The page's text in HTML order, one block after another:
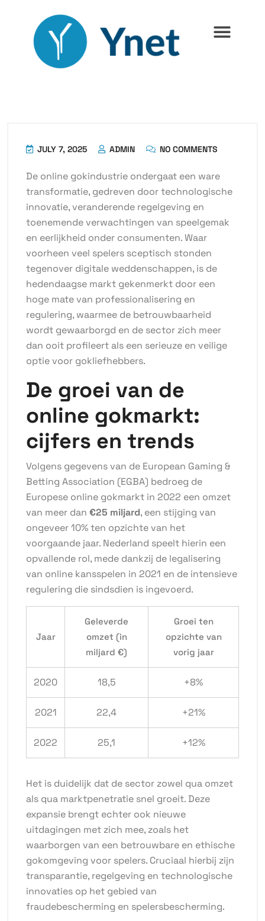
JULY 7, 2025 ADMIN NO COMMENTS
De online gokindustrie ondergaat een ware
transformatie, gedreven door technologische
innovatie, veranderende regelgeving en
toenemende verwachtingen van speelgemak
en eerlijkheid onder consumenten. Waar
voorheen veel spelers sceptisch stonden
tegenover digitale weddenschappen, is de
hedendaagse markt gekenmerkt door een
hoge mate van professionalisering en
regulering, waarmee de betrouwbaarheid
wordt gewaarborgd en de sector zich meer
dan ooit profileert als een serieuze en veilige
optie voor gokliefhebbers.
De groei van de
online gokmarkt:
cijfers en trends
Volgens gegevens van de European Gaming &
Betting Association (EGBA) bedroeg de
Europese online gokmarkt in 2022 een omzet
van meer dan €25 miljard, een stijging van
ongeveer 10% ten opzichte van het
voorgaande jaar. Nederland speelt hierin een
opvallende rol, mede dankzij de legalisering
van online kansspelen in 2021 en de intensieve
regulering die sindsdien is ingevoerd.
Jaar
Geleverde
omzet (in
miljard €)
Groei ten
opzichte van
vorig jaar
2020 18,5 +8%
2021 22,4 +21%
2022 25,1 +12%
Het is duidelijk dat de sector zowel qua omzet
als qua marktpenetratie snel groeit. Deze
expansie brengt echter ook nieuwe
uitdagingen met zich mee, zoals het
waarborgen van een betrouwbare en ethische
gokomgeving voor spelers. Cruciaal hierbij zijn
transparantie, regelgeving en technologische
innovaties op het gebied van
fraudebescherming en spelersbescherming.